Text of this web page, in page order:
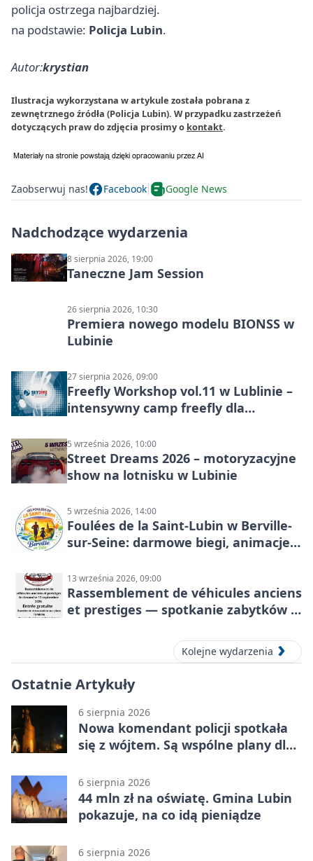
policja ostrzega najbardziej.
na podstawie: Policja Lubin.
Autor:krystian
Ilustracja wykorzystana w artykule została pobrana z
zewnętrznego źródła (Policja Lubin). W przypadku zastrzeżeń
dotyczących praw do zdjęcia prosimy o kontakt.
Zaobserwuj nas! Facebook Google News
Nadchodzące wydarzenia
8 sierpnia 2026, 19:00
Taneczne Jam Session
26 sierpnia 2026, 10:30
Premiera nowego modelu BIONSS w
Lubinie
27 sierpnia 2026, 09:00
Freefly Workshop vol.11 w Lublinie –
intensywny camp freefly dla
5 września 2026, 10:00
Street Dreams 2026 – motoryzacyjne
show na lotnisku w Lubinie
5 września 2026, 14:00
Foulées de la Saint-Lubin w Berville-
sur-Seine: darmowe biegi, animacje i
13 września 2026, 09:00
Rassemblement de véhicules anciens
et prestiges — spotkanie zabytków i
Kolejne wydarzenia
Ostatnie Artykuły
6 sierpnia 2026
Nowa komendant policji spotkała
się z wójtem. Są wspólne plany dla
6 sierpnia 2026
44 mln zł na oświatę. Gmina Lubin
pokazuje, na co idą pieniądze
6 sierpnia 2026